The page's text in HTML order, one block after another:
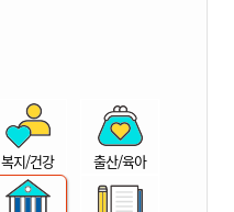
복지/건강 출산/육아